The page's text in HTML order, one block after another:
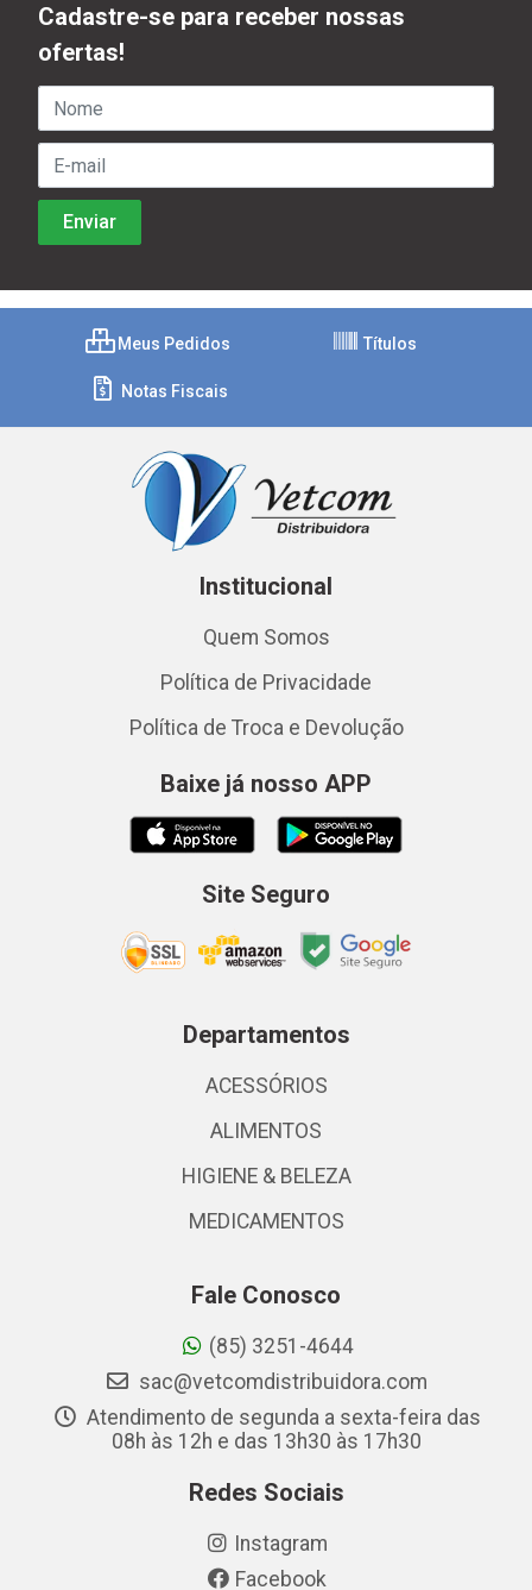
Cadastre-se para receber nossas
ofertas!
Meus Pedidos Títulos
Notas Fiscais
Institucional
Quem Somos
Política de Privacidade
Política de Troca e Devolução
Baixe já nosso APP
Site Seguro
Departamentos
ACESSÓRIOS
ALIMENTOS
HIGIENE & BELEZA
MEDICAMENTOS
Fale Conosco
(85) 3251-4644
sac@vetcomdistribuidora.com
Atendimento de segunda a sexta-feira das
08h às 12h e das 13h30 às 17h30
Redes Sociais
Instagram
Facebook